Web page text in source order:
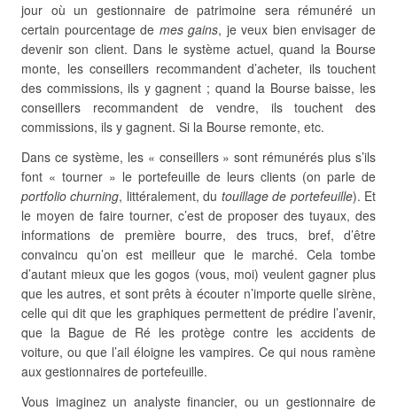
jour où un gestionnaire de patrimoine sera rémunéré un
certain pourcentage de mes gains, je veux bien envisager de
devenir son client. Dans le système actuel, quand la Bourse
monte, les conseillers recommandent d’acheter, ils touchent
des commissions, ils y gagnent ; quand la Bourse baisse, les
conseillers recommandent de vendre, ils touchent des
commissions, ils y gagnent. Si la Bourse remonte, etc.
Dans ce système, les « conseillers » sont rémunérés plus s’ils
font « tourner » le portefeuille de leurs clients (on parle de
portfolio churning, littéralement, du touillage de portefeuille). Et
le moyen de faire tourner, c’est de proposer des tuyaux, des
informations de première bourre, des trucs, bref, d’être
convaincu qu’on est meilleur que le marché. Cela tombe
d’autant mieux que les gogos (vous, moi) veulent gagner plus
que les autres, et sont prêts à écouter n’importe quelle sirène,
celle qui dit que les graphiques permettent de prédire l’avenir,
que la Bague de Ré les protège contre les accidents de
voiture, ou que l’ail éloigne les vampires. Ce qui nous ramène
aux gestionnaires de portefeuille.
Vous imaginez un analyste financier, ou un gestionnaire de